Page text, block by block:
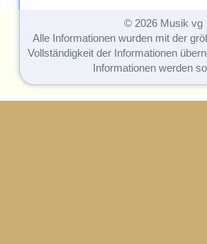
© 2026 Musik vg
Alle Informationen wurden mit der
Vollständigkeit der Informationen
Informationen werden